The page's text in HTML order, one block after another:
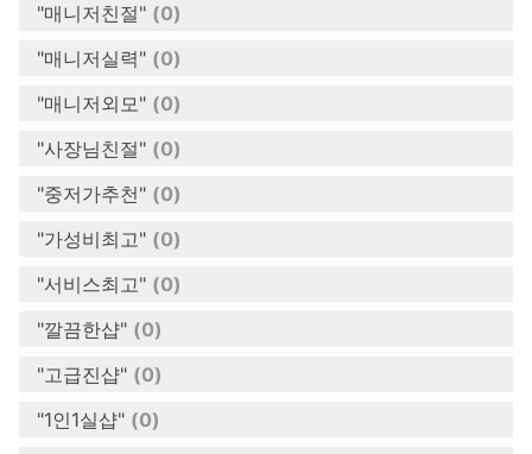
"매니저친절" (0)
"매니저실력" (0)
"매니저외모" (0)
"사장님친절" (0)
"중저가추천" (0)
"가성비최고" (0)
"서비스최고" (0)
"깔끔한샵" (0)
"고급진샵" (0)
"1인1실샵" (0)